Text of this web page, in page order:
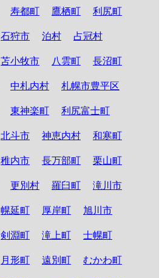
寿都町 鷹栖町 利尻町
石狩市 泊村 占冠村
苫小牧市 八雲町 長沼町
中札内村 札幌市豊平区
東神楽町 利尻富士町
北斗市 神恵内村 和寒町
稚内市 長万部町 栗山町
更別村 羅臼町 滝川市
幌延町 厚岸町 旭川市
剣淵町 滝上町 士幌町
月形町 遠別町 むかわ町